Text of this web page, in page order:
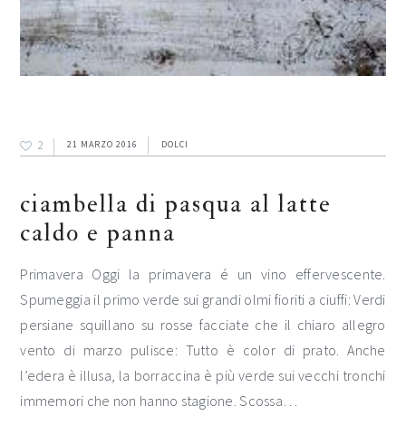
2 21 MARZO 2016 DOLCI
ciambella di pasqua al latte
caldo e panna
Primavera Oggi la primavera é un vino effervescente.
Spumeggia il primo verde sui grandi olmi fioriti a ciuffi: Verdi
persiane squillano su rosse facciate che il chiaro allegro
vento di marzo pulisce: Tutto è color di prato. Anche
l’edera è illusa, la borraccina è più verde sui vecchi tronchi
immemori che non hanno stagione. Scossa…